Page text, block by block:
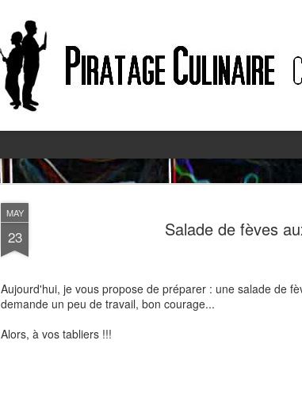
MAY
23 Salade de fèves
Aujourd'hui, je vous propose de préparer : une salade de
demande un peu de travail, bon courage...
Alors, à vos tabliers !!!